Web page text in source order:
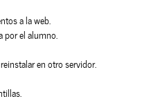
a la web.
por el alumno.
en otro servidor.